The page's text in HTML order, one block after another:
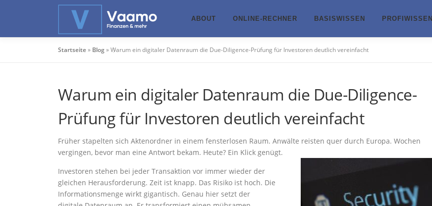
ABOUT ONLINE-RECHNER BASISWISSEN PROFIWISSEN
Startseite» Blog»Warum ein digitaler Datenraum die Due-Diligence-Prüfung für Investoren deutlich vereinfacht
Warum ein digitaler Datenraum die Due-Diligence-
Prüfung für Investoren deutlich vereinfacht
Früher stapelten sich Aktenordner in einem fensterlosen Raum. Anwälte reisten quer durch Europa. Wochen
vergingen, bevor man eine Antwort bekam. Heute? Ein Klick genügt.
Investoren stehen bei jeder Transaktion vor immer wieder der
gleichen Herausforderung. Zeit ist knapp. Das Risiko ist hoch. Die
Informationsmenge wirkt gigantisch. Genau hier setzt der